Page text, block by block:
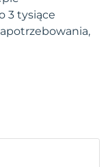
3 tysiące